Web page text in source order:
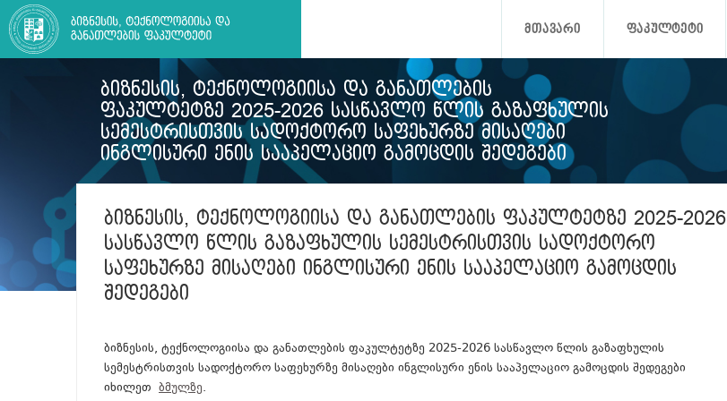
ᲛᲗᲐᲕᲐᲠᲘ ᲤᲐᲙᲣᲚᲢᲔᲢᲘ
ᲑᲘᲖᲜᲔᲡᲘᲡ, ᲢᲔᲥᲜᲝᲚᲝᲒᲘᲘᲡᲐ ᲓᲐ ᲒᲐᲜᲐᲗᲚᲔᲑᲘᲡ
ᲤᲐᲙᲣᲚᲢᲔᲢᲖᲔ 2025-2026 ᲡᲐᲡᲬᲐᲕᲚᲝ ᲬᲚᲘᲡ ᲒᲐᲖᲐᲤᲮᲣᲚᲘᲡ
ᲡᲔᲛᲔᲡᲢᲠᲘᲡᲗᲕᲘᲡ ᲡᲐᲓᲝᲥᲢᲝᲠᲝ ᲡᲐᲤᲔᲮᲣᲠᲖᲔ ᲛᲘᲡᲐᲦᲔᲑᲘ
ᲘᲜᲒᲚᲘᲡᲣᲠᲘ ᲔᲜᲘᲡ ᲡᲐᲐᲞᲔᲚᲐᲪᲘᲝ ᲒᲐᲛᲝᲪᲓᲘᲡ ᲨᲔᲓᲔᲒᲔᲑᲘ
ᲑᲘᲖᲜᲔᲡᲘᲡ, ᲢᲔᲥᲜᲝᲚᲝᲒᲘᲘᲡᲐ ᲓᲐ ᲒᲐᲜᲐᲗᲚᲔᲑᲘᲡ ᲤᲐᲙᲣᲚᲢᲔᲢᲖᲔ 2025-2026
ᲡᲐᲡᲬᲐᲕᲚᲝ ᲬᲚᲘᲡ ᲒᲐᲖᲐᲤᲮᲣᲚᲘᲡ ᲡᲔᲛᲔᲡᲢᲠᲘᲡᲗᲕᲘᲡ ᲡᲐᲓᲝᲥᲢᲝᲠᲝ
ᲡᲐᲤᲔᲮᲣᲠᲖᲔ ᲛᲘᲡᲐᲦᲔᲑᲘ ᲘᲜᲒᲚᲘᲡᲣᲠᲘ ᲔᲜᲘᲡ ᲡᲐᲐᲞᲔᲚᲐᲪᲘᲝ ᲒᲐᲛᲝᲪᲓᲘᲡ
ᲨᲔᲓᲔᲒᲔᲑᲘ
ბიზნესის, ტექნოლოგიისა და განათლების ფაკულტეტზე 2025-2026 სასწავლო წლის გაზაფხულის
სემესტრისთვის სადოქტორო საფეხურზე მისაღები ინგლისური ენის სააპელაციო გამოცდის შედეგები
იხილეთ ბმულზე.